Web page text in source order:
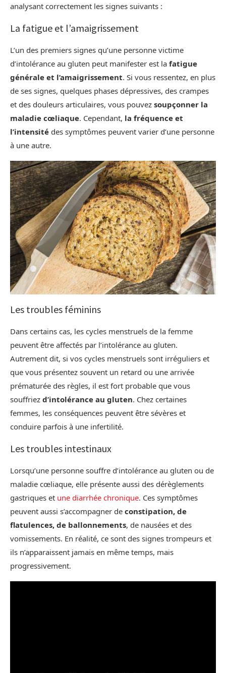
analysant correctement les signes suivants :
La fatigue et l’amaigrissement
L’un des premiers signes qu’une personne victime
d’intolérance au gluten peut manifester est la fatigue
générale et l’amaigrissement. Si vous ressentez, en plus
de ses signes, quelques phases dépressives, des crampes
et des douleurs articulaires, vous pouvez soupçonner la
maladie cœliaque. Cependant, la fréquence et
l’intensité des symptômes peuvent varier d’une personne
à une autre.
Les troubles féminins
Dans certains cas, les cycles menstruels de la femme
peuvent être affectés par l’intolérance au gluten.
Autrement dit, si vos cycles menstruels sont irréguliers et
que vous présentez souvent un retard ou une arrivée
prématurée des règles, il est fort probable que vous
souffriez d’intolérance au gluten. Chez certaines
femmes, les conséquences peuvent être sévères et
conduire parfois à une infertilité.
Les troubles intestinaux
Lorsqu’une personne souffre d’intolérance au gluten ou de
maladie cœliaque, elle présente aussi des dérèglements
gastriques et une diarrhée chronique. Ces symptômes
peuvent aussi s’accompagner de constipation, de
flatulences, de ballonnements, de nausées et des
vomissements. En réalité, ce sont des signes trompeurs et
ils n’apparaissent jamais en même temps, mais
progressivement.